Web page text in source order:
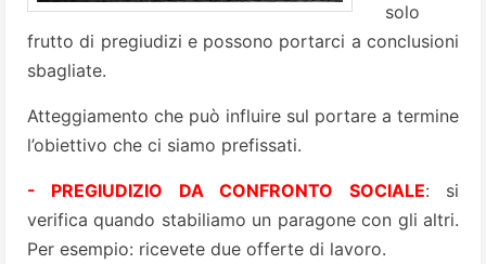
solo
frutto di pregiudizi e possono portarci a conclusioni
sbagliate.
Atteggiamento che può influire sul portare a termine
l’obiettivo che ci siamo prefissati.
- PREGIUDIZIO DA CONFRONTO SOCIALE: si
verifica quando stabiliamo un paragone con gli altri.
Per esempio: ricevete due offerte di lavoro.